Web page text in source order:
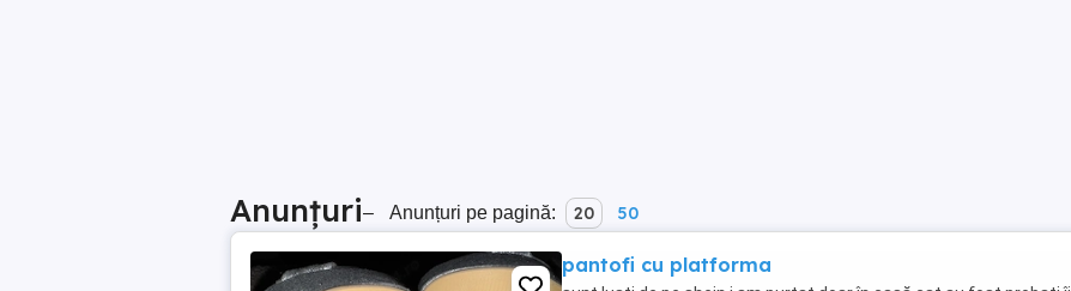
Anunțuri– Anunțuri pe pagină: 20 50
pantofi cu platforma